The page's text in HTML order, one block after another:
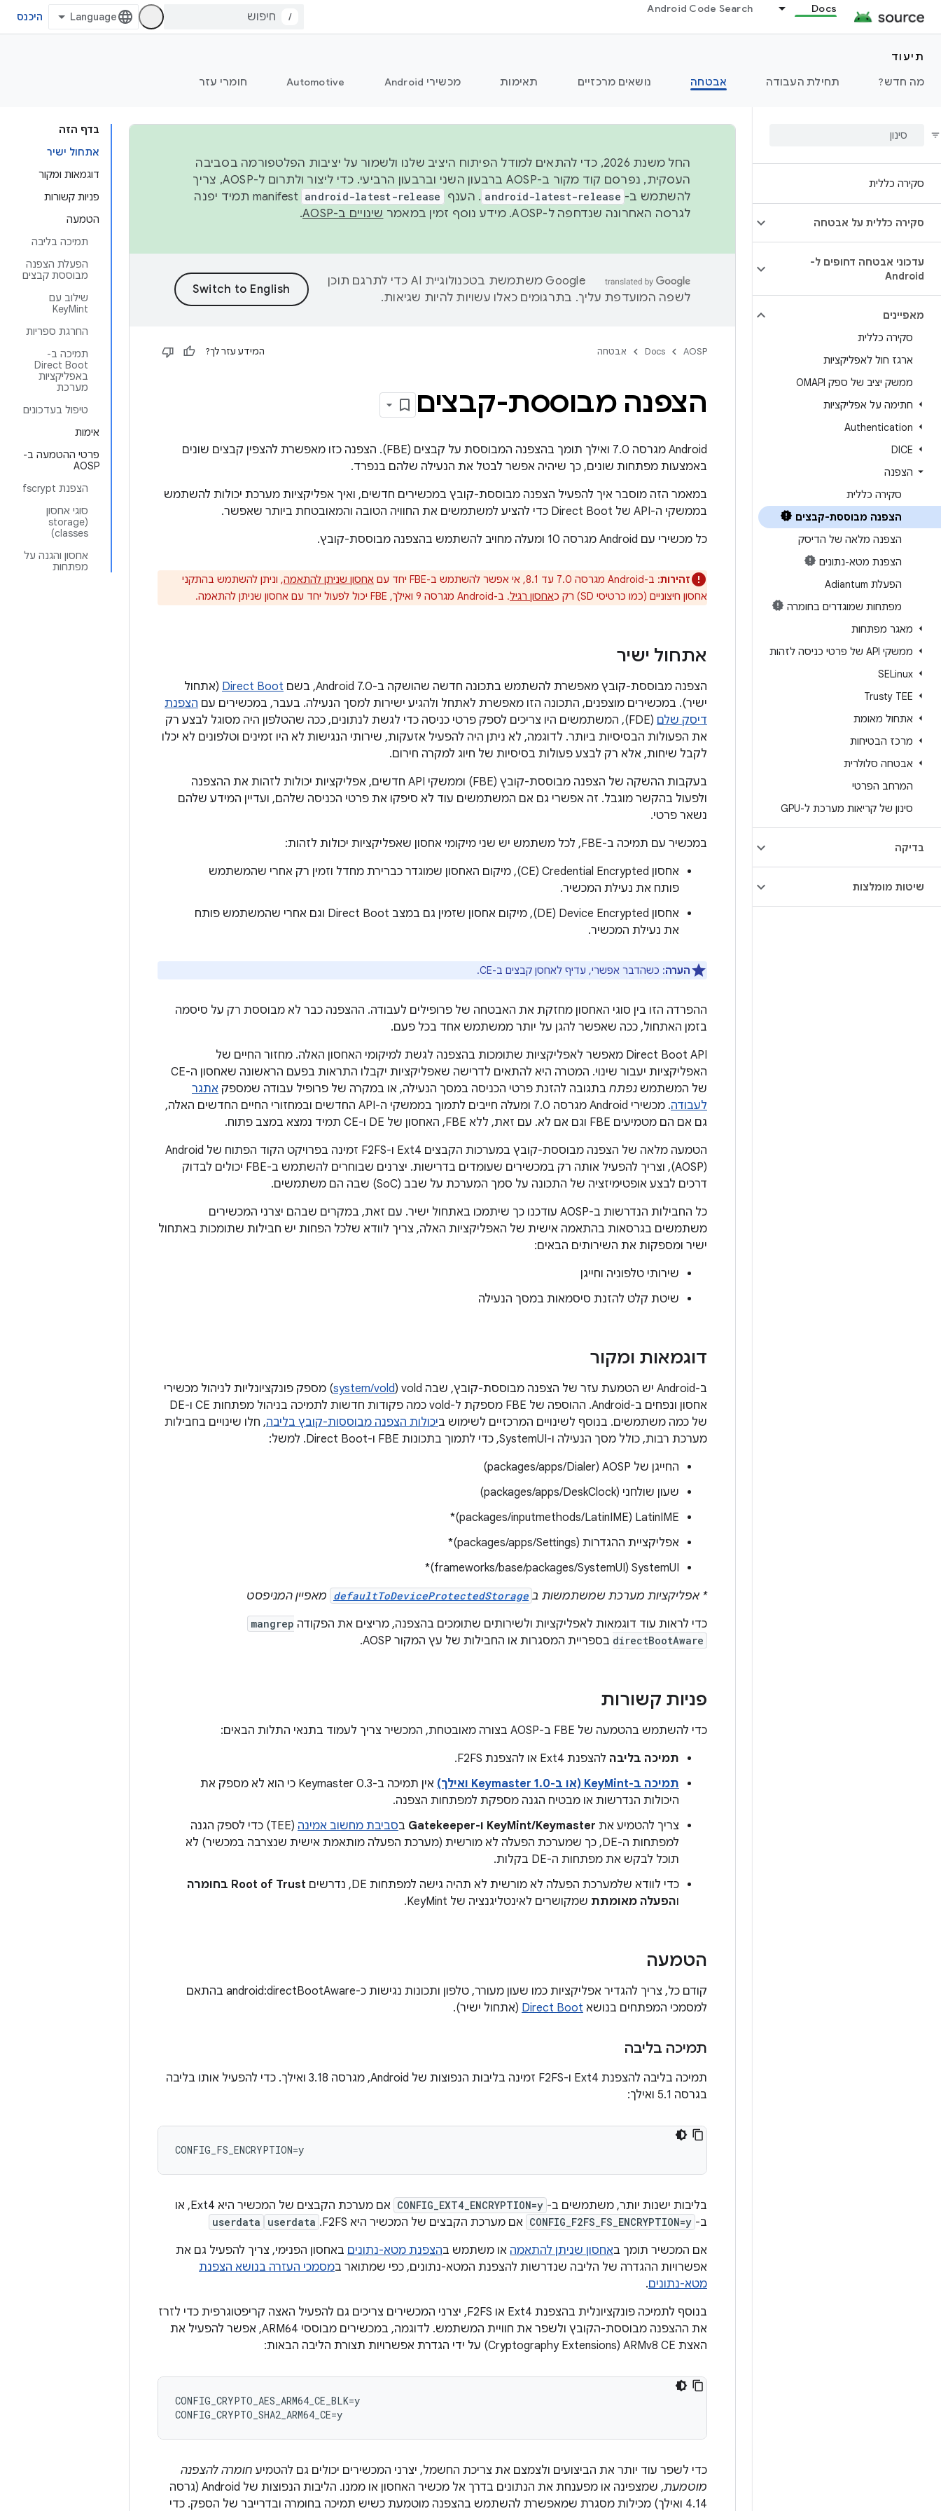
Docs
Android Code Search
/ היכנס
תיעוד
מה חדש?
תחילת העבודה אבטחה נושאים מרכזיים תאימות מכשירי Android Automotive חומרי עזר
סקירה כללית
סקירה כללית על אבטחה
עדכוני אבטחה דחופים ל-
Android
מאפיינים
סקירה כללית
ארגז חול לאפליקציות
ממשק יציב של ספק OMAPI
חתימה על אפליקציות
Authentication
DICE
הצפנה
סקירה כללית
הצפנה מבוססת-קבצים
הצפנה מלאה של הדיסק
הצפנת מטא-נתונים
הפעלת Adiantum
מפתחות שמוגדרים בחומרה
מאגר מפתחות
ממשקי API של פרטי כניסה לזהות
SELinux
Trusty TEE
אתחול מאומת
מרכז הבטיחות
אבטחה סלולרית
המרחב הפרטי
סינון של קריאות מערכת ל-GPU
בדיקה
שיטות מומלצות
בדף הזה
אתחול ישיר
דוגמאות ומקור
פניות קשורות
הטמעה
תמיכה בליבה
הפעלת הצפנה
מבוססת קבצים
שילוב עם
KeyMint
החרגת ספריות
תמיכה ב-
Direct Boot
באפליקציות
מערכת
טיפול בעדכונים
אימות
פרטי ההטמעה ב-
AOSP
הצפנת fscrypt
סוגי אחסון
(storage
classes)
אחסון והגנה על
מפתחות
החל משנת 2026, כדי להתאים למודל הפיתוח היציב שלנו ולשמור על יציבות הפלטפורמה בסביבה
העסקית, נפרסם קוד מקור ב-AOSP ברבעון השני וברבעון הרביעי. כדי ליצור ולתרום ל-AOSP, צריך
להשתמש ב- android-latest-release . הענף android-latest-release
manifest תמיד יפנה
לגרסה האחרונה שנדחפה ל-AOSP. מידע נוסף זמין במאמר
שינויים ב-AOSP .
‫Google משתמשת בטכנולוגיית AI כדי לתרגם תוכן
לשפה המועדפת עליך. בתרגומים כאלו עשויות להיות שגיאות.
AOSP
Docs אבטחה המידע עזר לך?
הצפנה מבוססת-קבצים
‫Android מגרסה 7.0 ואילך תומך בהצפנה המבוססת על קבצים (FBE). הצפנה כזו מאפשרת להצפין קבצים שונים
באמצעות מפתחות שונים, כך שיהיה אפשר לבטל את הנעילה שלהם בנפרד.
במאמר הזה מוסבר איך להפעיל הצפנה מבוססת-קובץ במכשירים חדשים, ואיך אפליקציות מערכת יכולות להשתמש
בממשקי ה-API של Direct Boot כדי להציע למשתמשים את החוויה הטובה והמאובטחת ביותר שאפשר.
כל מכשירי עם Android מגרסה 10 ומעלה מחויב להשתמש בהצפנה מבוססת-קובץ.
זהירות: ב-Android מגרסה 7.0 עד 8.1, אי אפשר להשתמש ב-FBE יחד עם אחסון שניתן להתאמה, וניתן להשתמש בהתקני
אחסון חיצוניים (כמו כרטיסי SD) רק כ
אחסון רגיל. ב-Android מגרסה 9 ואילך, FBE יכול לפעול יחד עם אחסון שניתן להתאמה.
אתחול ישיר
הצפנה מבוססת-קובץ מאפשרת להשתמש בתכונה חדשה שהושקה ב-Android 7.0, בשם Direct Boot (אתחול
ישיר). במכשירים מוצפנים, התכונה הזו מאפשרת לאתחל ולהגיע ישירות למסך הנעילה. בעבר, במכשירים עם הצפנת
דיסק שלם
(FDE), המשתמשים היו צריכים לספק פרטי כניסה כדי לגשת לנתונים, ככה שהטלפון היה מסוגל לבצע רק
את הפעולות הבסיסיות ביותר. לדוגמה, לא ניתן היה להפעיל אזעקות, שירותי הנגישות לא היו זמינים וטלפונים לא יכלו
לקבל שיחות, אלא רק לבצע פעולות בסיסיות של חיוג למקרה חירום.
בעקבות ההשקה של הצפנה מבוססת-קובץ (FBE) וממשקי API חדשים, אפליקציות יכולות לזהות את ההצפנה
ולפעול בהקשר מוגבל. זה אפשרי גם אם המשתמשים עוד לא סיפקו את פרטי הכניסה שלהם, ועדיין המידע שלהם
נשאר פרטי.
במכשיר עם תמיכה ב-FBE, לכל משתמש יש שני מיקומי אחסון שאפליקציות יכולות לזהות:
אחסון Credential Encrypted‏ (CE), מיקום האחסון שמוגדר כברירת מחדל וזמין רק אחרי שהמשתמש
פותח את נעילת המכשיר.
אחסון Device Encrypted‏ (DE), מיקום אחסון שזמין גם במצב Direct Boot וגם אחרי שהמשתמש פותח
את נעילת המכשיר.
הערה: כשהדבר אפשרי, עדיף לאחסן קבצים ב-CE.
ההפרדה הזו בין סוגי האחסון מחזקת את האבטחה של פרופילים לעבודה. ההצפנה כבר לא מבוססת רק על סיסמה
בזמן האתחול, ככה שאפשר להגן על יותר ממשתמש אחד בכל פעם.
‫Direct Boot API מאפשר לאפליקציות שתומכות בהצפנה לגשת למיקומי האחסון האלה. מחזור החיים של
האפליקציות יעבור שינוי. המטרה היא להתאים לדרישה שאפליקציות יקבלו התראות בפעם הראשונה שאחסון ה-CE
של המשתמש נפתח בתגובה להזנת פרטי הכניסה במסך הנעילה, או במקרה של פרופיל עבודה שמספק אתגר
לעבודה
. מכשירי Android מגרסה 7.0 ומעלה חייבים לתמוך בממשקי ה-API החדשים ובמחזורי החיים החדשים האלה,
גם אם הם מטמיעים FBE וגם אם לא. עם זאת, ללא FBE, האחסון של DE ו-CE תמיד נמצא במצב פתוח.
(AOSP), וצריך להפעיל אותה רק במכשירים שעומדים בדרישות. יצרנים שבוחרים להשתמש ב-FBE יכולים לבדוק
דרכים לבצע אופטימיזציה של התכונה על סמך המערכת על שבב (SoC) שבה הם משתמשים.
כל החבילות הנדרשות ב-AOSP עודכנו כך שיתמכו באתחול ישיר. עם זאת, במקרים שבהם יצרני המכשירים
משתמשים בגרסאות בהתאמה אישית של האפליקציות האלה, צריך לוודא שלכל הפחות יש חבילות שתומכות באתחול
ישיר ומספקות את השירותים הבאים:
שירותי טלפוניה וחייגן
שיטת קלט להזנת סיסמאות במסך הנעילה
דוגמאות ומקור
ב-Android יש הטמעת עזר של הצפנה מבוססת-קובץ, שבה vold‏ ( system/vold) מספק פונקציונליות לניהול מכשירי
אחסון ונפחים ב-Android. ההוספה של FBE מספקת ל-vold כמה פקודות חדשות לתמיכה בניהול מפתחות CE ו-DE
של כמה משתמשים. בנוסף לשינויים המרכזיים לשימוש ביכולות הצפנה מבוססות-קובץ בליבה, חלו שינויים בחבילות
מערכת רבות, כולל מסך הנעילה ו-SystemUI, כדי לתמוך בתכונות FBE ו-Direct Boot. למשל:
החייגן של AOSP‏ (packages/apps/Dialer)
שעון שולחני (packages/apps/DeskClock)
‫LatinIME‏ (packages/inputmethods/LatinIME)*
אפליקציית ההגדרות (packages/apps/Settings)*
‫SystemUI‏ (frameworks/base/packages/SystemUI)*
* אפליקציות מערכת שמשתמשות ב defaultToDeviceProtectedStorage מאפיין המניפסט
כדי לראות עוד דוגמאות לאפליקציות ולשירותים שתומכים בהצפנה, מריצים את הפקודה mangrep
directBootAware בספריית המסגרות או החבילות של עץ המקור AOSP.
פניות קשורות
כדי להשתמש בהטמעה של FBE ב-AOSP בצורה מאובטחת, המכשיר צריך לעמוד בתנאי התלות הבאים:
תמיכה בליבה להצפנת Ext4 או להצפנת F2FS.
תמיכה ב-KeyMint (או ב-Keymaster 1.0 ואילך)
אין תמיכה ב-Keymaster 0.3 כי הוא לא מספק את
היכולות הנדרשות או מבטיח הגנה מספקת למפתחות הצפנה.
צריך להטמיע את KeyMint/Keymaster ו-Gatekeeper בסביבת מחשוב אמינה
(TEE) כדי לספק הגנה
למפתחות ה-DE, כך שמערכת הפעלה לא מורשית (מערכת הפעלה מותאמת אישית שנצרבה במכשיר) לא
תוכל לבקש את מפתחות ה-DE בקלות.
כדי לוודא שלמערכת הפעלה לא מורשית לא תהיה גישה למפתחות DE, נדרשים
Root of Trust בחומרה
והפעלה מאומתת שמקושרים לאינטליגנציה של KeyMint.
הטמעה
קודם כל, צריך להגדיר אפליקציות כמו שעון מעורר, טלפון ותכונות נגישות כ-android:directBootAware בהתאם
למסמכי המפתחים בנושא Direct Boot (אתחול ישיר).
תמיכה בליבה
תמיכה בליבה להצפנת Ext4 ו-F2FS זמינה בליבות הנפוצות של Android, מגרסה 3.18 ואילך. כדי להפעיל אותו בליבה
בגרסה 5.1 ואילך:
בליבות ישנות יותר, משתמשים ב- CONFIG_EXT4_ENCRYPTION=y
אם מערכת הקבצים של המכשיר היא Ext4, או
ב- CONFIG_F2FS_FS_ENCRYPTION=y אם מערכת הקבצים של המכשיר היא F2FS. userdata
userdata
אם המכשיר תומך באחסון שניתן להתאמה או משתמש בהצפנת מטא-נתונים באחסון הפנימי, צריך להפעיל גם את
אפשרויות ההגדרה של הליבה שנדרשות להצפנת המטא-נתונים, כפי שמתואר במסמכי העזרה בנושא הצפנת
מטא-נתונים.
בנוסף לתמיכה פונקציונלית בהצפנת Ext4 או F2FS, יצרני המכשירים צריכים גם להפעיל האצה קריפטוגרפית כדי לזרז
את ההצפנה מבוססת-הקובץ ולשפר את חוויית המשתמש. לדוגמה, במכשירים מבוססי ARM64, אפשר להפעיל את
האצת ARMv8 CE‏ (Cryptography Extensions) על ידי הגדרת אפשרויות תצורת הליבה הבאות:
CONFIG_CRYPTO_AES_ARM64_CE_BLK=y
כדי לשפר עוד יותר את הביצועים ולצמצם את צריכת החשמל, יצרני המכשירים יכולים גם להטמיע חומרה להצפנה
מוטמעת
, שמצפינה או מפענחת את הנתונים בדרך אל מכשיר האחסון או ממנו. הליבות הנפוצות של Android (גרסה
4.14 ואילך) מכילות מסגרת שמאפשרת להשתמש בהצפנה מוטמעת כשיש תמיכה בחומרה ובדרייבר של הספק. כדי